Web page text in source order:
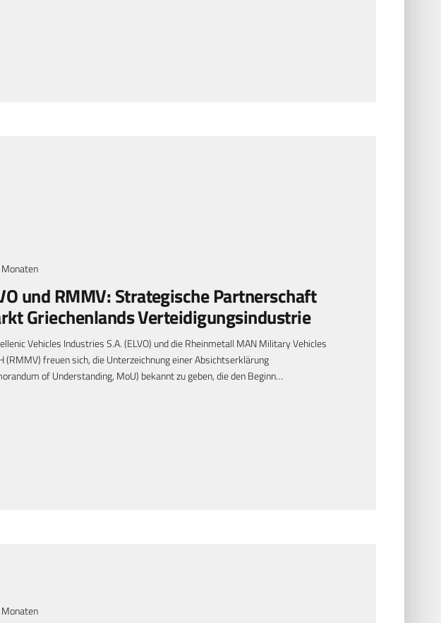
und RMMV: Strategische Partnerschaft
Griechenlands Verteidigungsindustrie
Vehicles Industries S.A. (ELVO) und die Rheinmetall MAN Military Vehicles
(RMMV) freuen sich, die Unterzeichnung einer Absichtserklärung
of Understanding, MoU) bekannt zu geben, die den Beginn…